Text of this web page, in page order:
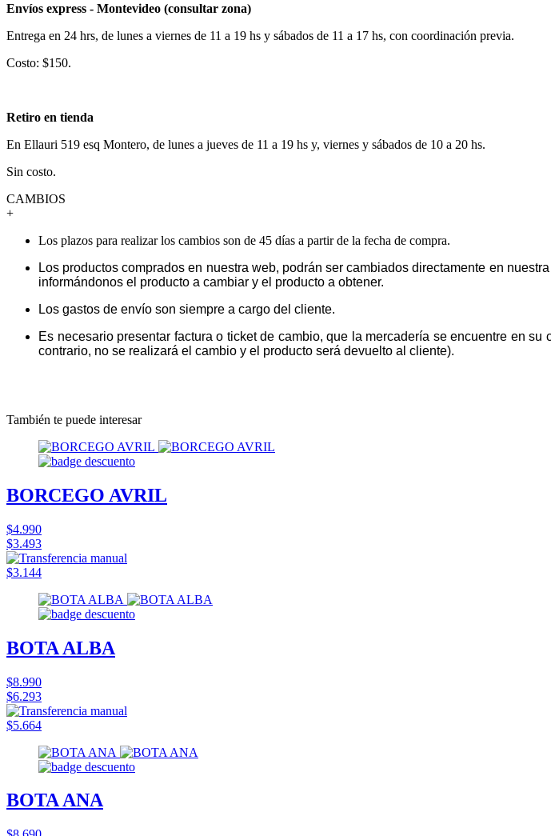
Envíos express - Montevideo (consultar zona)
Entrega en 24 hrs, de lunes a viernes de 11 a 19 hs y sábados de 11 a 17 hs, con coordinación previa.
Costo: $150.
Retiro en tienda
En Ellauri 519 esq Montero, de lunes a jueves de 11 a 19 hs y, viernes y sábados de 10 a 20 hs.
Sin costo.
CAMBIOS
+
Los plazos para realizar los cambios son de 45 días a partir de la fecha de compra.
Los productos comprados en nuestra web, podrán ser cambiados directamente en
informándonos el producto a cambiar y el producto a obtener.
Los gastos de envío son siempre a cargo del cliente.
Es necesario presentar factura o ticket de cambio, que la mercadería se encuentre en
contrario, no se realizará el cambio y el producto será devuelto al cliente).
También te puede interesar
BORCEGO AVRIL
$4.990
$3.493
$3.144
BOTA ALBA
$8.990
$6.293
$5.664
BOTA ANA